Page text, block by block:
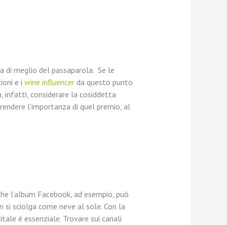
di meglio del passaparola. Se le
e i wine influencerda questo punto
infatti, considerare la cosiddetta
l’importanza di quel premio, al
l’album Facebook, ad esempio, può
sciolga come neve al sole. Con la
è essenziale. Trovare sui canali